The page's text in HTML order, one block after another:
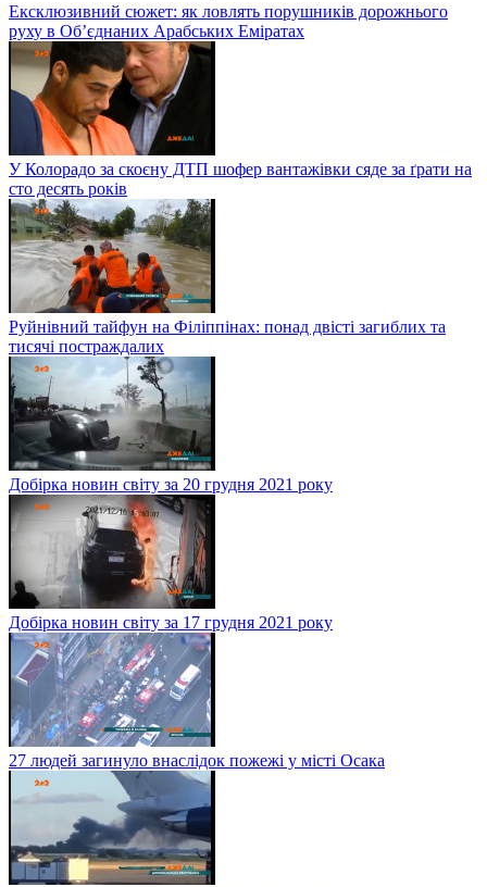
Ексклюзивний сюжет: як ловлять порушників дорожнього
руху в Об’єднаних Арабських Еміратах
У Колорадо за скоєну ДТП шофер вантажівки сяде за ґрати на
сто десять років
Руйнівний тайфун на Філіппінах: понад двісті загиблих та
тисячі постраждалих
Добірка новин світу за 20 грудня 2021 року
Добірка новин світу за 17 грудня 2021 року
27 людей загинуло внаслідок пожежі у місті Осака